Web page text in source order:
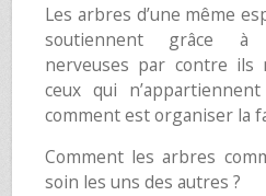
Les arbres d’une même
soutiennent grâce à
nerveuses par contre ils
ceux qui
comment est organiser la
Comment les arbres
soin les uns des autres ?